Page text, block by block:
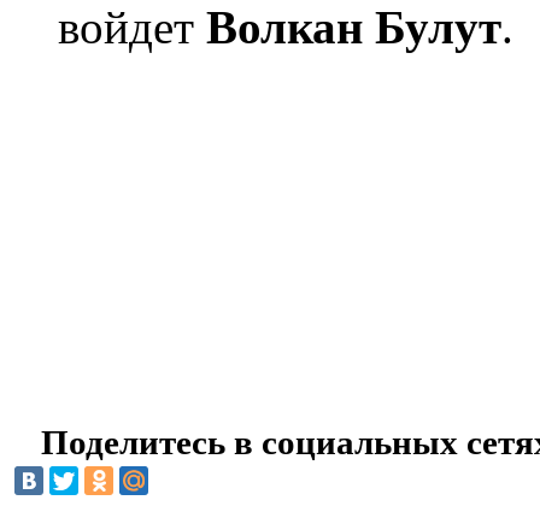
войдет Волкан Булут.
Поделитесь в социальных